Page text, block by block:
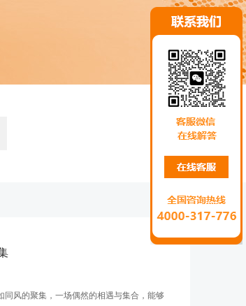
同风的聚集，一场偶然的相遇与集合，能够